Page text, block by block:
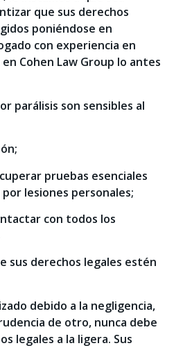
que sus derechos
poniéndose en
con experiencia en
Cohen Law Group lo antes
parálisis son sensibles al
pruebas esenciales
lesiones personales;
con todos los
sus derechos legales estén
debido a la negligencia,
de otro, nunca debe
legales a la ligera. Sus